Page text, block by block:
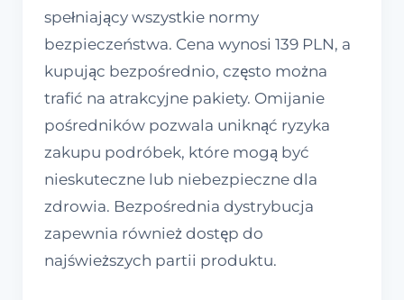
spełniający wszystkie normy
bezpieczeństwa. Cena wynosi 139 PLN, a
kupując bezpośrednio, często można
trafić na atrakcyjne pakiety. Omijanie
pośredników pozwala uniknąć ryzyka
zakupu podróbek, które mogą być
nieskuteczne lub niebezpieczne dla
zdrowia. Bezpośrednia dystrybucja
zapewnia również dostęp do
najświeższych partii produktu.